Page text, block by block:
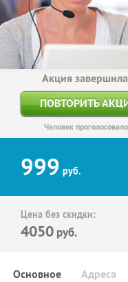
Акция
ПОВТОРИТЬ
Человек
999 руб.
Цена без скидки:
4050 руб.
Основное Адреса